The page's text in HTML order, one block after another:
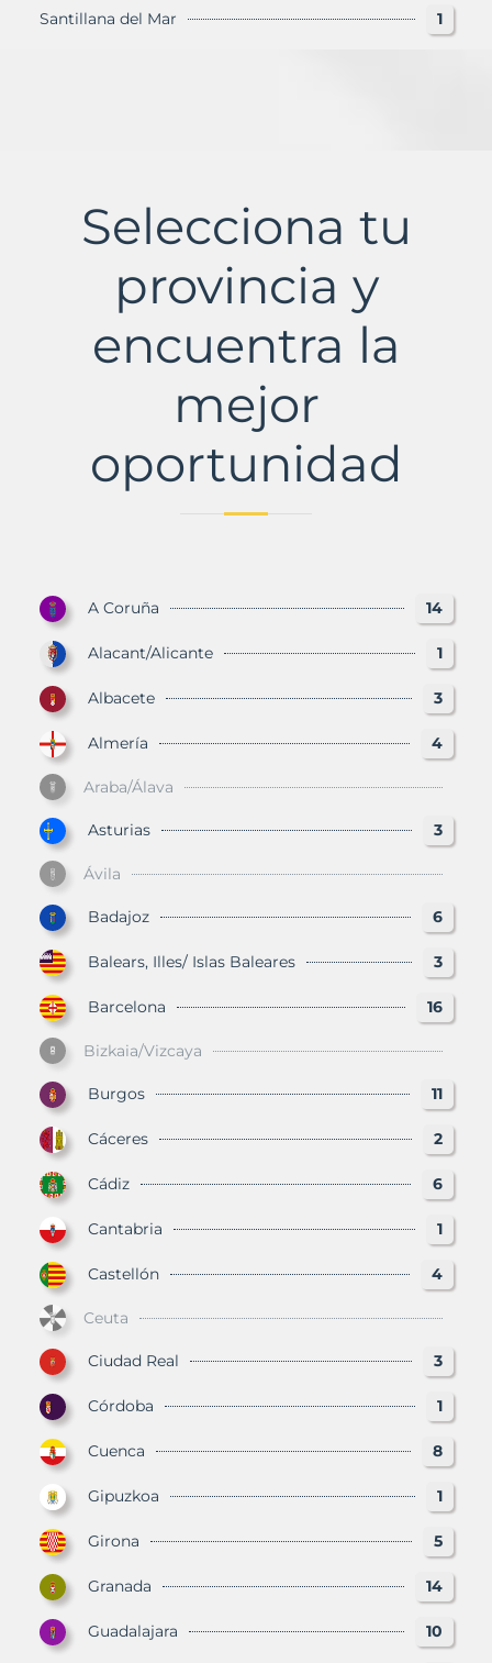
Santillana del Mar 1
Selecciona tu
provincia y
encuentra la
mejor
oportunidad
A Coruña 14
Alacant/Alicante 1
Albacete 3
Almería 4
Araba/Álava
Asturias 3
Ávila
Badajoz 6
Balears, Illes/ Islas Baleares 3
Barcelona 16
Bizkaia/Vizcaya
Burgos 11
Cáceres 2
Cádiz 6
Cantabria 1
Castellón 4
Ceuta
Ciudad Real 3
Córdoba 1
Cuenca 8
Gipuzkoa 1
Girona 5
Granada 14
Guadalajara 10